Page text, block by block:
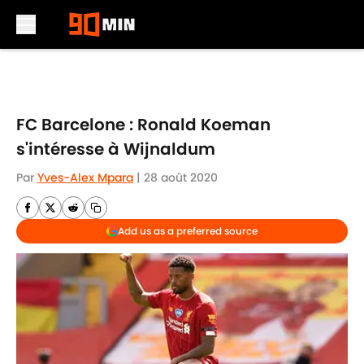
FC Barcelone : Ronald Koeman
s'intéresse à Wijnaldum
Par Yves-Alex Mpara | 28 août 2020
Add us as a preferred source